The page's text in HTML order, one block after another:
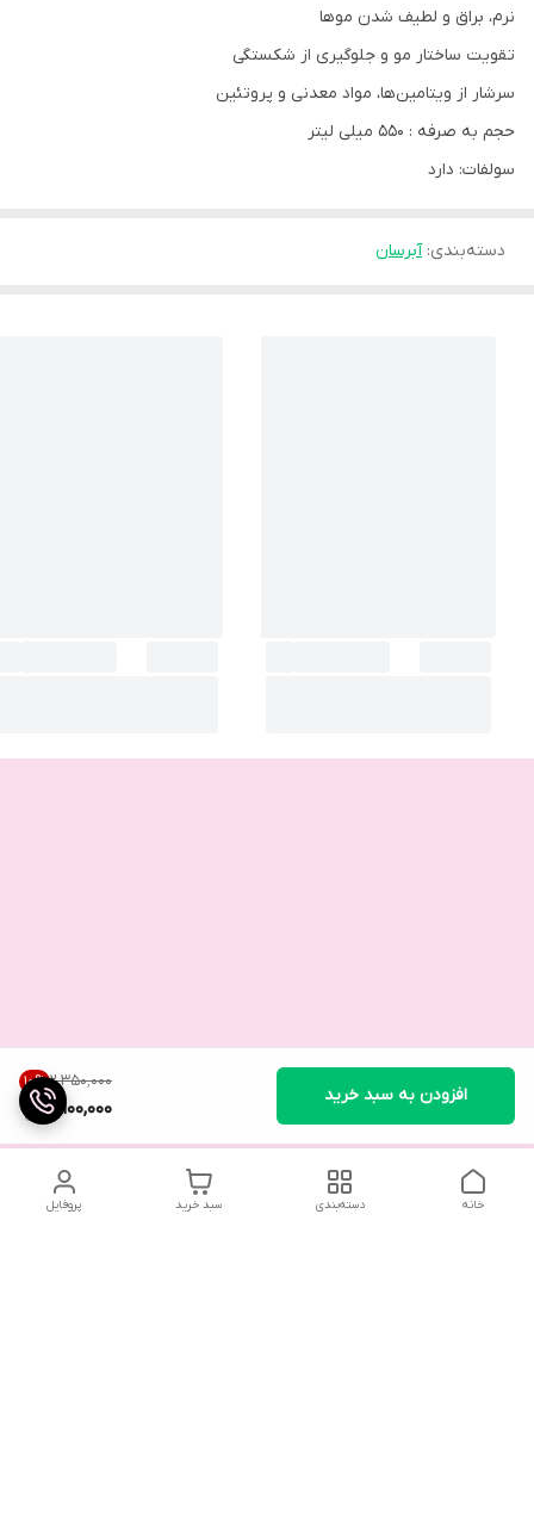
۲٬۳۵۰٬۰۰۰ 10%
2,100,000
افزودن به سبد خرید
نرم، براق و لطیف شدن موها
تقویت ساختار مو و جلوگیری از شکستگی
سرشار از ویتامین‌ها، مواد معدنی و پروتئین
حجم به صرفه : 550 میلی لیتر
سولفات: دارد
دسته‌بندی:آبرسان
پروفایل سبد خرید دسته‌بندی خانه